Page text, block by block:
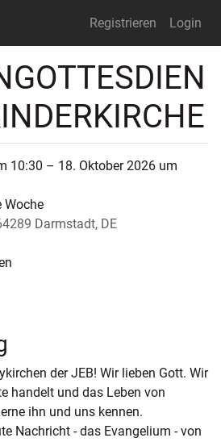
Registrieren Login
10:30 – 18. Oktober 2026 um
Woche
Darmstadt, DE
der JEB! Wir lieben Gott. Wir
handelt und das Leben von
ihn und uns kennen.
Nachricht - das Evangelium - von